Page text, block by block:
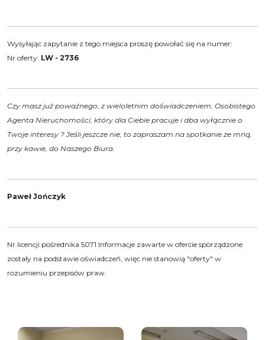
Wysyłając zapytanie z tego miejsca proszę powołać się na numer:
Nr oferty: LW - 2736
Czy masz już poważnego, z wieloletnim doświadczeniem, Osobistego
Agenta Nieruchomości, który dla Ciebie pracuje i dba wyłącznie o
Twoje interesy ? Jeśli jeszcze nie, to zapraszam na spotkanie ze mną,
przy kawie, do Naszego Biura.
Paweł Jończyk
Nr licencji pośrednika 5071 Informacje zawarte w ofercie sporządzone
zostały na podstawie oświadczeń, więc nie stanowią "oferty" w
rozumieniu przepisów praw.